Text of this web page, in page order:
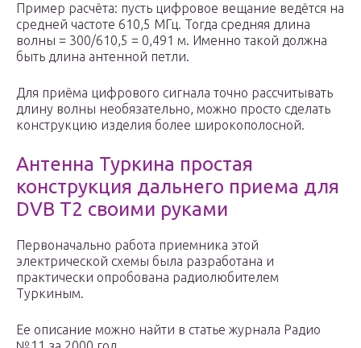
Пример расчёта: пусть цифровое вещание ведётся на
средней частоте 610,5 МГц. Тогда средняя длина
волны = 300/610,5 = 0,491 м. Именно такой должна
быть длина антенной петли.
Для приёма цифрового сигнала точно рассчитывать
длину волны необязательно, можно просто сделать
конструкцию изделия более широкополосной.
Антенна Туркина простая
конструкция дальнего приема для
DVB T2 своими руками
Первоначально работа приемника этой
электрической схемы была разработана и
практически опробована радиолюбителем
Туркиным.
Ее описание можно найти в статье журнала Радио